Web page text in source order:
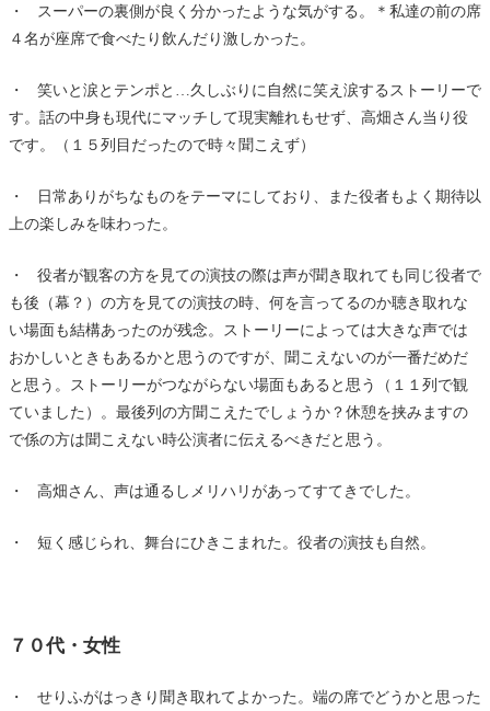
・ スーパーの裏側が良く分かったような気がする。＊私達の前の席
４名が座席で食べたり飲んだり激しかった。
・ 笑いと涙とテンポと…久しぶりに自然に笑え涙するストーリーで
す。話の中身も現代にマッチして現実離れもせず、高畑さん当り役
です。（１５列目だったので時々聞こえず）
・ 日常ありがちなものをテーマにしており、また役者もよく期待以
上の楽しみを味わった。
・ 役者が観客の方を見ての演技の際は声が聞き取れても同じ役者で
も後（幕？）の方を見ての演技の時、何を言ってるのか聴き取れな
い場面も結構あったのが残念。ストーリーによっては大きな声では
おかしいときもあるかと思うのですが、聞こえないのが一番だめだ
と思う。ストーリーがつながらない場面もあると思う（１１列で観
ていました）。最後列の方聞こえたでしょうか？休憩を挟みますの
で係の方は聞こえない時公演者に伝えるべきだと思う。
・ 高畑さん、声は通るしメリハリがあってすてきでした。
・ 短く感じられ、舞台にひきこまれた。役者の演技も自然。
７０代・女性
・ せりふがはっきり聞き取れてよかった。端の席でどうかと思った